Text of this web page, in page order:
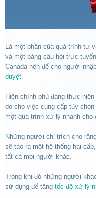
Là một phần của quá trình tư
và một bảng câu hỏi trực
Canada nên để cho người
duyệt
Hiện chính phủ đang thực
do cho việc cung cấp tùy
một quá trình xử lý nhanh cho
Những người chỉ trích cho
sẽ tạo ra một hệ thống hai
tất cả mọi người khác.
Trong khi đó những người
sử dụng để tăng tốc độ xử lý